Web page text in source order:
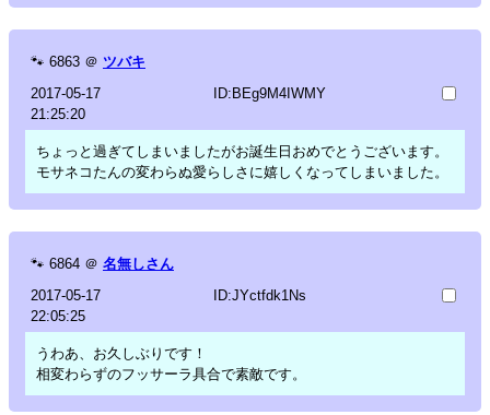
🐾 6863 ＠ ツバキ
2017-05-17
21:25:20
ID:BEg9M4IWMY
ちょっと過ぎてしまいましたがお誕生日おめでとうございます。
モサネコたんの変わらぬ愛らしさに嬉しくなってしまいました。
🐾 6864 ＠ 名無しさん
2017-05-17
22:05:25
ID:JYctfdk1Ns
うわあ、お久しぶりです！
相変わらずのフッサーラ具合で素敵です。